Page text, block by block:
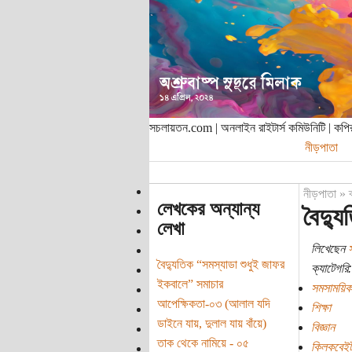
সচলায়তন.com | অনলাইন রাইটার্স কমিউনিটি |
নীড়পাতা
লেখকের অন্যান্য
লেখা
বৈদ্যুতিক “সমস্যাডা শুধুই জাফর
ইকবালে” সমাচার
আপেক্ষিকতা-০৩ (আলাল যদি
ডাইনে যায়, দুলাল যায় বাঁয়ে)
তাক থেকে নামিয়ে - ০৫
নীড়পাতা»
লিখেছেন
ক্যাটেগরি:
সমসাময়িক
শিক্ষা
বিজ্ঞান